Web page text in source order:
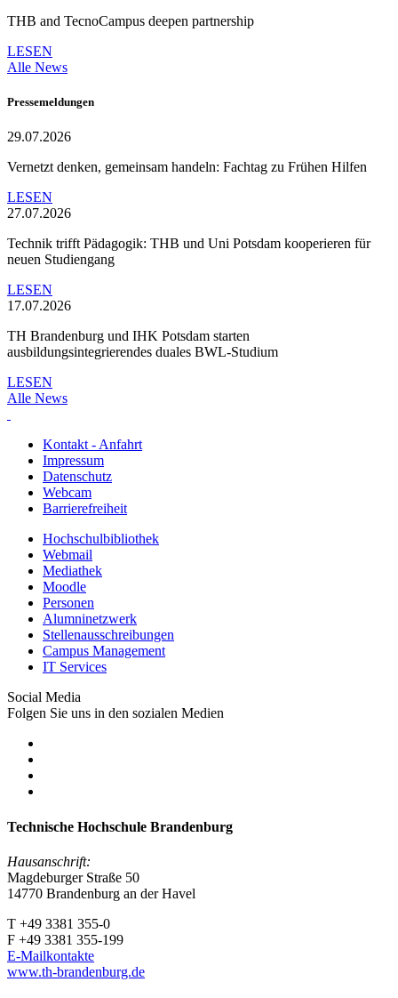
THB and TecnoCampus deepen partnership
LESEN
Alle News
Pressemeldungen
29.07.2026
Vernetzt denken, gemeinsam handeln: Fachtag zu Frühen Hilfen
LESEN
27.07.2026
Technik trifft Pädagogik: THB und Uni Potsdam kooperieren für
neuen Studiengang
LESEN
17.07.2026
TH Brandenburg und IHK Potsdam starten
ausbildungsintegrierendes duales BWL-Studium
LESEN
Alle News
Kontakt - Anfahrt
Impressum
Datenschutz
Webcam
Barrierefreiheit
Hochschulbibliothek
Webmail
Mediathek
Moodle
Personen
Alumninetzwerk
Stellenausschreibungen
Campus Management
IT Services
Social Media
Folgen Sie uns in den sozialen Medien
Technische Hochschule Brandenburg
Hausanschrift:
Magdeburger Straße 50
14770 Brandenburg an der Havel
T +49 3381 355-0
F +49 3381 355-199
E-Mailkontakte
www.th-brandenburg.de